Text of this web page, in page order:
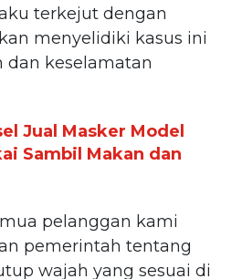
terkejut dengan
menyelidiki kasus ini
keselamatan
Jual Masker Model
Sambil Makan dan
pelanggan kami
pemerintah tentang
wajah yang sesuai di